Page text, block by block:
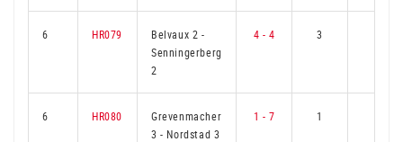
6 HR079 Belvaux 2 -
Senningerberg
2
4 - 4 3
6 HR080
Grevenmacher
3- Nordstad 3
1 - 7 1